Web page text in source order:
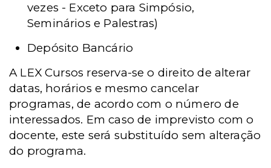
vezes - Exceto para Simpósio,
Seminários e Palestras)
Depósito Bancário
A LEX Cursos reserva-se o direito de alterar
datas, horários e mesmo cancelar
programas, de acordo com o número de
interessados. Em caso de imprevisto com o
docente, este será substituído sem alteração
do programa.